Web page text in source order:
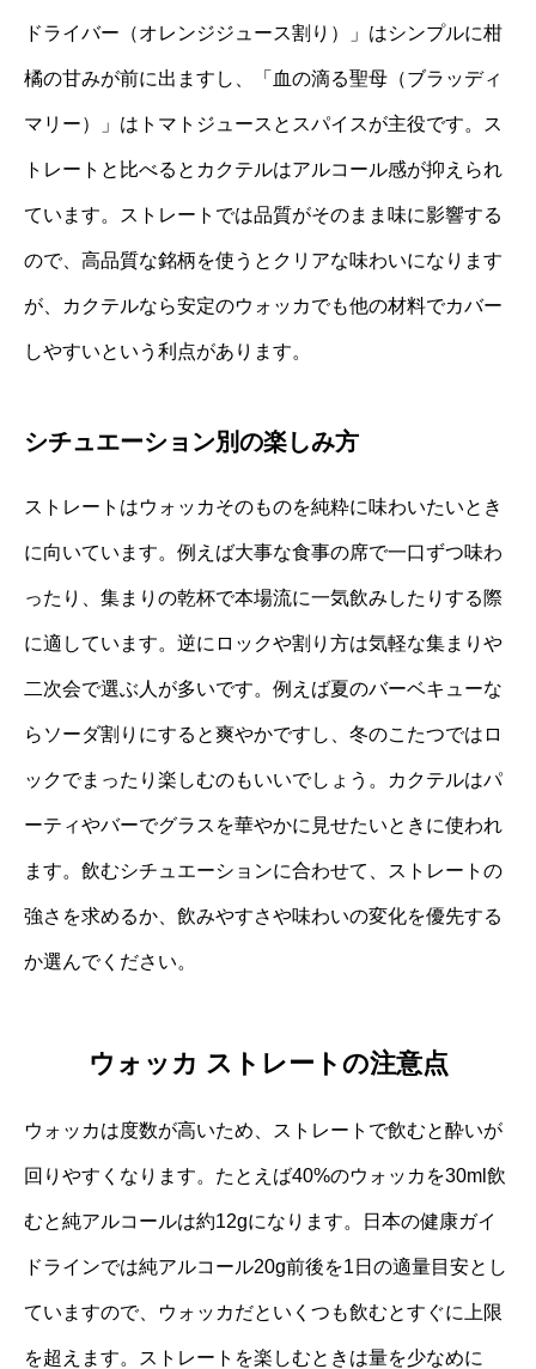
ドライバー（オレンジジュース割り）」はシンプルに柑
橘の甘みが前に出ますし、「血の滴る聖母（ブラッディ
マリー）」はトマトジュースとスパイスが主役です。ス
トレートと比べるとカクテルはアルコール感が抑えられ
ています。ストレートでは品質がそのまま味に影響する
ので、高品質な銘柄を使うとクリアな味わいになります
が、カクテルなら安定のウォッカでも他の材料でカバー
しやすいという利点があります。
シチュエーション別の楽しみ方
ストレートはウォッカそのものを純粋に味わいたいとき
に向いています。例えば大事な食事の席で一口ずつ味わ
ったり、集まりの乾杯で本場流に一気飲みしたりする際
に適しています。逆にロックや割り方は気軽な集まりや
二次会で選ぶ人が多いです。例えば夏のバーベキューな
らソーダ割りにすると爽やかですし、冬のこたつではロ
ックでまったり楽しむのもいいでしょう。カクテルはパ
ーティやバーでグラスを華やかに見せたいときに使われ
ます。飲むシチュエーションに合わせて、ストレートの
強さを求めるか、飲みやすさや味わいの変化を優先する
か選んでください。
ウォッカ ストレートの注意点
ウォッカは度数が高いため、ストレートで飲むと酔いが
回りやすくなります。たとえば40%のウォッカを30ml飲
むと純アルコールは約12gになります。日本の健康ガイ
ドラインでは純アルコール20g前後を1日の適量目安とし
ていますので、ウォッカだといくつも飲むとすぐに上限
を超えます。ストレートを楽しむときは量を少なめに